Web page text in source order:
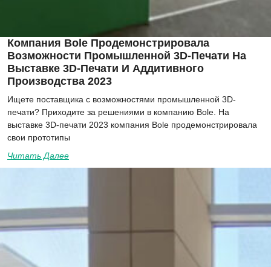
Компания Bole Продемонстрировала
Возможности Промышленной 3D-Печати На
Выставке 3D-Печати И Аддитивного
Производства 2023
Ищете поставщика с возможностями промышленной 3D-
печати? Приходите за решениями в компанию Bole. На
выставке 3D-печати 2023 компания Bole продемонстрировала
свои прототипы
Читать Далее